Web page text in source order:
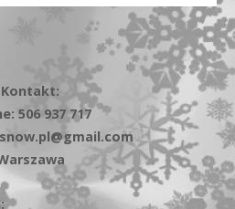
Kontakt:
506 937 717